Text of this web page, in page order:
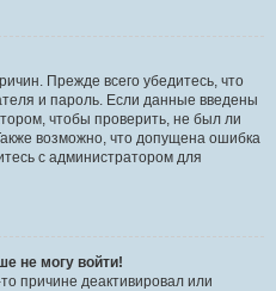
Прежде всего убедитесь, что
и пароль. Если данные введены
чтобы проверить, не был ли
возможно, что допущена ошибка
с администратором для
не могу войти!
причине деактивировал или